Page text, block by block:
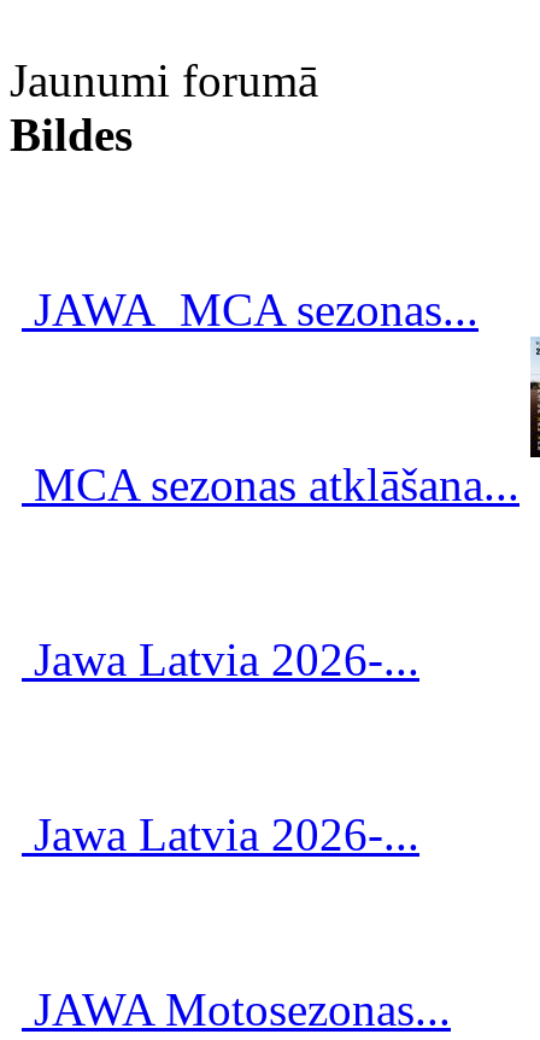
Jaunumi forumā
Bildes
JAWA_MCA sezonas...
MCA sezonas atklāšana...
Jawa Latvia 2026-...
Jawa Latvia 2026-...
JAWA Motosezonas...